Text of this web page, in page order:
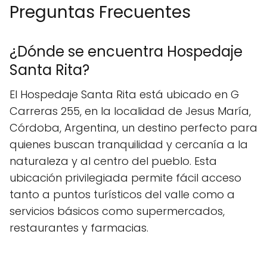
Preguntas Frecuentes
¿Dónde se encuentra Hospedaje
Santa Rita?
El Hospedaje Santa Rita está ubicado en G
Carreras 255, en la localidad de Jesus María,
Córdoba, Argentina, un destino perfecto para
quienes buscan tranquilidad y cercanía a la
naturaleza y al centro del pueblo. Esta
ubicación privilegiada permite fácil acceso
tanto a puntos turísticos del valle como a
servicios básicos como supermercados,
restaurantes y farmacias.